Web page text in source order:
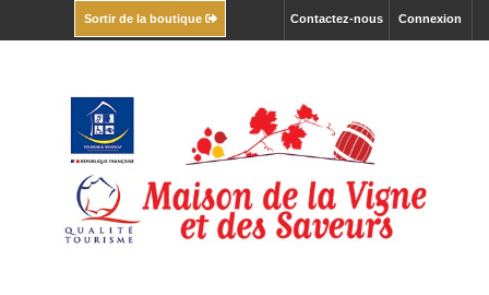
Connexion
Contactez-nous
Sortir de la boutique